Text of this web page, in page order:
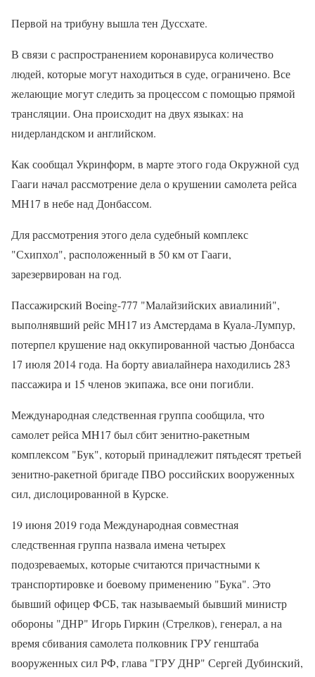
Первой на трибуну вышла тен Дуссхате.
В связи с распространением коронавируса количество
людей, которые могут находиться в суде, ограничено. Все
желающие могут следить за процессом с помощью прямой
трансляции. Она происходит на двух языках: на
нидерландском и английском.
Как сообщал Укринформ, в марте этого года Окружной суд
Гааги начал рассмотрение дела о крушении самолета рейса
МН17 в небе над Донбассом.
Для рассмотрения этого дела судебный комплекс
"Схипхол", расположенный в 50 км от Гааги,
зарезервирован на год.
Пассажирский Boeing-777 "Малайзийских авиалиний",
выполнявший рейс МН17 из Амстердама в Куала-Лумпур,
потерпел крушение над оккупированной частью Донбасса
17 июля 2014 года. На борту авиалайнера находились 283
пассажира и 15 членов экипажа, все они погибли.
Международная следственная группа сообщила, что
самолет рейса MH17 был сбит зенитно-ракетным
комплексом "Бук", который принадлежит пятьдесят третьей
зенитно-ракетной бригаде ПВО российских вооруженных
сил, дислоцированной в Курске.
19 июня 2019 года Международная совместная
следственная группа назвала имена четырех
подозреваемых, которые считаются причастными к
транспортировке и боевому применению "Бука". Это
бывший офицер ФСБ, так называемый бывший министр
обороны "ДНР" Игорь Гиркин (Стрелков), генерал, а на
время сбивания самолета полковник ГРУ генштаба
вооруженных сил РФ, глава "ГРУ ДНР" Сергей Дубинский,